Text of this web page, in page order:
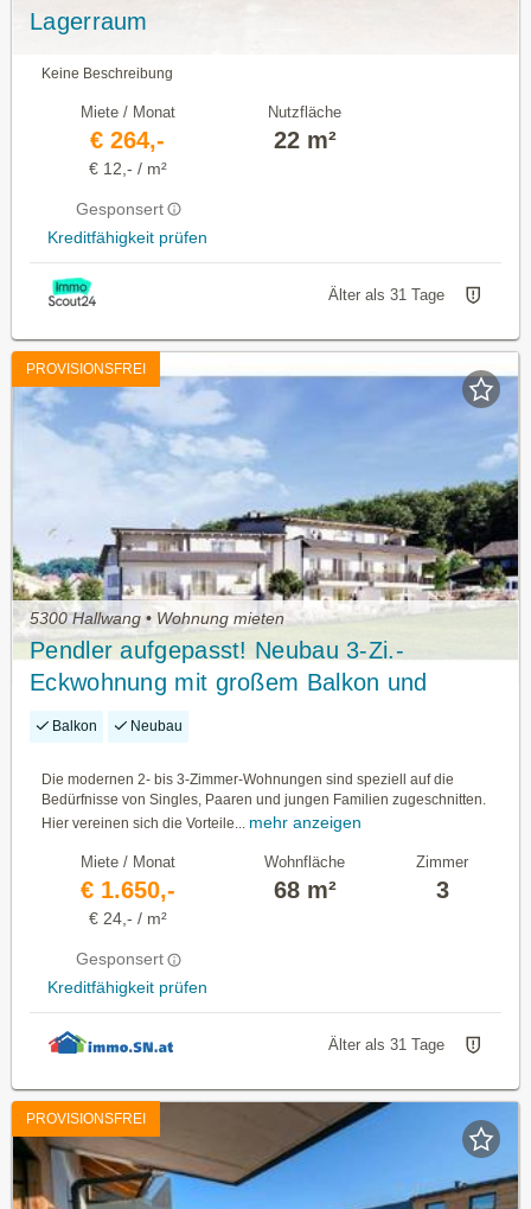
Lagerraum
Keine Beschreibung
Miete / Monat
€ 264,-
€ 12,- / m²
Gesponsert
Kreditfähigkeit prüfen
Nutzfläche
22 m²
Älter als 31 Tage
PROVISIONSFREI
5300 Hallwang • Wohnung mieten
Pendler aufgepasst! Neubau 3-Zi.-
Eckwohnung mit großem Balkon und
bester Anbindung nach Salzburg
Balkon Neubau
Die modernen 2- bis 3-Zimmer-Wohnungen sind speziell auf die
Bedürfnisse von Singles, Paaren und jungen Familien zugeschnitten.
Hier vereinen sich die Vorteile... mehr anzeigen
Miete / Monat
€ 1.650,-
€ 24,- / m²
Gesponsert
Kreditfähigkeit prüfen
Wohnfläche
68 m²
Zimmer
3
Älter als 31 Tage
PROVISIONSFREI